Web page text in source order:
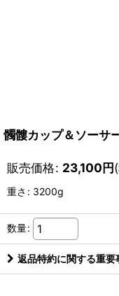
髑髏カップ＆ソー
販売価格: 23,100円
重さ : 3200g
数量:
返品特約に関する重要